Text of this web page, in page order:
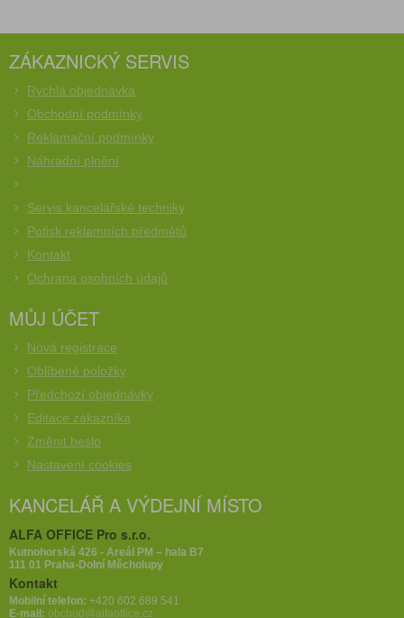
ZÁKAZNICKÝ SERVIS
Rychlá objednávka
Obchodní podmínky
Reklamační podmínky
Náhradní plnění
Servis kancelářské techniky
Potisk reklamních předmětů
Kontakt
Ochrana osobních údajů
MŮJ ÚČET
Nová registrace
Oblíbené položky
Předchozí objednávky
Editace zákazníka
Změnit heslo
Nastavení cookies
KANCELÁŘ A VÝDEJNÍ MÍSTO
ALFA OFFICE Pro s.r.o.
Kutnohorská 426 - Areál PM – hala B7
111 01 Praha-Dolní Měcholupy
Kontakt
Mobilní telefon: +420 602 689 541
E-mail: obchod@alfaoffice.cz